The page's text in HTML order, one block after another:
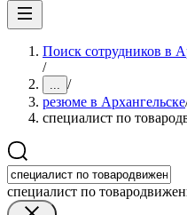
Поиск сотрудников в
/
... /
резюме в Архангельске
специалист по
специалист по